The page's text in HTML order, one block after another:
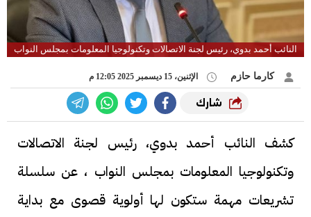
النائب أحمد بدوي، رئيس لجنة الاتصالات وتكنولوجيا المعلومات بمجلس النواب
كارما حازم الإثنين، 15 ديسمبر 2025 12:05 م
شارك
كشف النائب أحمد بدوي، رئيس لجنة الاتصالات
وتكنولوجيا المعلومات بمجلس النواب ، عن سلسلة
تشريعات مهمة ستكون لها أولوية قصوى مع بداية